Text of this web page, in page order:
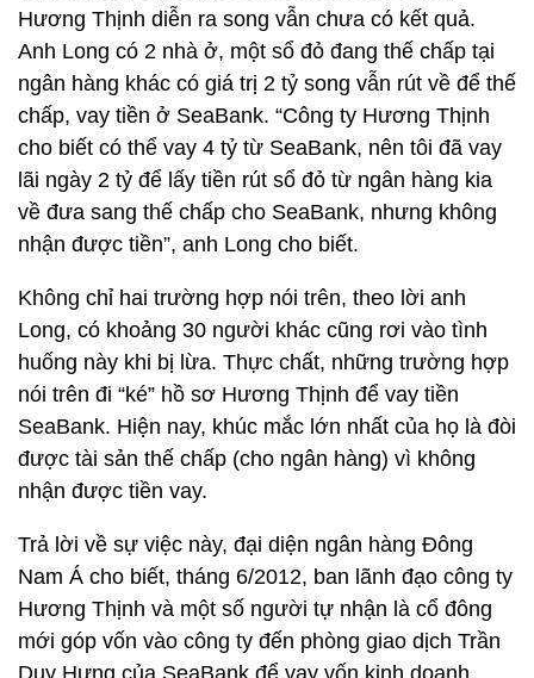
Hương Thịnh diễn ra song vẫn chưa có kết quả.
Anh Long có 2 nhà ở, một sổ đỏ đang thế chấp tại
ngân hàng khác có giá trị 2 tỷ song vẫn rút về để thế
chấp, vay tiền ở SeaBank. “Công ty Hương Thịnh
cho biết có thể vay 4 tỷ từ SeaBank, nên tôi đã vay
lãi ngày 2 tỷ để lấy tiền rút sổ đỏ từ ngân hàng kia
về đưa sang thế chấp cho SeaBank, nhưng không
nhận được tiền”, anh Long cho biết.
Không chỉ hai trường hợp nói trên, theo lời anh
Long, có khoảng 30 người khác cũng rơi vào tình
huống này khi bị lừa. Thực chất, những trường hợp
nói trên đi “ké” hồ sơ Hương Thịnh để vay tiền
SeaBank. Hiện nay, khúc mắc lớn nhất của họ là đòi
được tài sản thế chấp (cho ngân hàng) vì không
nhận được tiền vay.
Trả lời về sự việc này, đại diện ngân hàng Đông
Nam Á cho biết, tháng 6/2012, ban lãnh đạo công ty
Hương Thịnh và một số người tự nhận là cổ đông
mới góp vốn vào công ty đến phòng giao dịch Trần
Duy Hưng của SeaBank để vay vốn kinh doanh.